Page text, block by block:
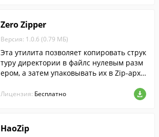
Zero Zipper
Версия: 1.0.6 (0.79 МБ)
Эта утилита позволяет копировать струк
туру директории в файлс нулевым разм
ером, а затем упаковывать их в Zip-архи
Лицензия: Бесплатно
HaoZip